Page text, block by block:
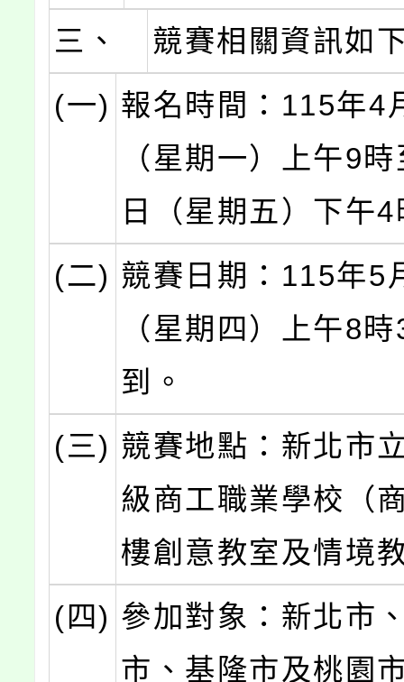
三、
競賽相關資訊如
(一) 報名時間：115年4
（星期一）上午9
日（星期五）下午
(二) 競賽日期：115年5
（星期四）上午8
到。
(三) 競賽地點：新北市
級商工職業學校（
樓創意教室及情境
(四) 參加對象：新北市
市、基隆市及桃園